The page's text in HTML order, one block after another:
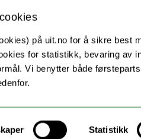
på uit.no for å sikre best
for statistikk, bevaring av
Vi benytter både
Statistikk
stillinger
website
inn